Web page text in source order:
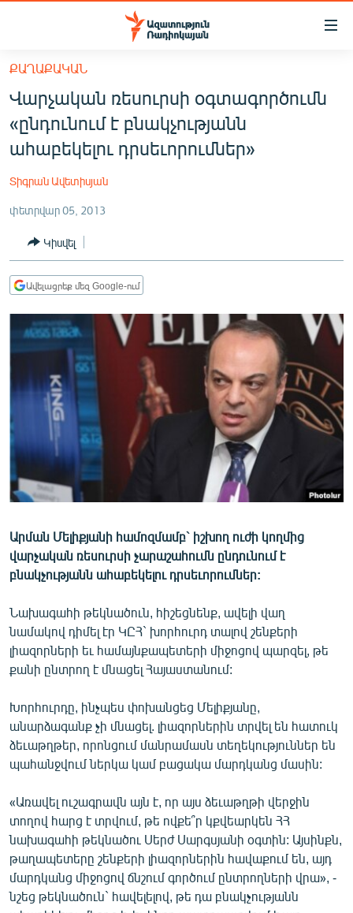
Մատչելիության
հիմնական
բովանդակությանը
Անցնել
հիմնական
մենյուին
ՀԱՅԱՍՏԱՆ
ՔԱՂԱՔԱԿԱՆ
ՏՆՏԵՍՈՒԹՅՈՒՆ
ՂԱՐԱԲԱՂ
ՏԱՐԱԾԱՇՐՋԱՆ
ՄԻՋԱԶԳԱՅԻՆ
ՄՇԱԿՈՒՅԹ
ՍՊՈՐՏ
ՄԵԿՆԱԲԱՆՈՒԹՅՈՒՆ
ՏՏ ԵՒ ԻՆՏԵՐՆԵՏ
ԱՐԽԻՎ
ՏԵՍԱՆՅՈՒԹԵՐ
ՁԳՏԵԼՈՎ ԼԱՎԱԳՈՒՅՆԻՆ
ՓՈԴՔԱՍԹ
English
Русский
«Ազատության» բոլոր կայքերը
ՔԱՂԱՔԱԿԱՆ
Վարչական ռեսուրսի օգտագործումն
«ընդունում է բնակչությանն
ահաբեկելու դրսեւորումներ»
Տիգրան Ավետիսյան
փետրվար 05, 2013
Կիսվել
Ավելացրեք մեզ Google-ում
Արման Մելիքյանի համոզմամբ` իշխող ուժի կողմից
վարչական ռեսուրսի չարաշահումն ընդունում է
բնակչությանն ահաբեկելու դրսեւորումներ:
Նախագահի թեկնածուն, հիշեցնենք, ավելի վաղ
նամակով դիմել էր ԿԸՀ` խորհուրդ տալով շենքերի
լիազորների եւ համայնքապետերի միջոցով պարզել, թե
քանի ընտրող է մնացել Հայաստանում:
Խորհուրդը, ինչպես փոխանցեց Մելիքյանը,
անարձագանք չի մնացել. լիազորներին տրվել են հատուկ
ձեւաթղթեր, որոնցում մանրամասն տեղեկություններ են
պահանջվում ներկա կամ բացակա մարդկանց մասին:
«Առավել ուշագրավն այն է, որ այս ձեւաթղթի վերջին
տողով հարց է տրվում, թե ովքե՞ր կքվեարկեն ՀՀ
նախագահի թեկնածու Սերժ Սարգսյանի օգտին: Այսինքն,
թաղապետերը շենքերի լիազորներին հավաքում են, այդ
մարդկանց միջոցով ճնշում գործում ընտրողների վրա», -
նշեց թեկնածուն` հավելելով, թե դա բնակչությանն